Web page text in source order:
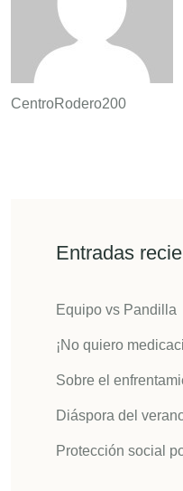
CentroRodero200
Entradas
Equipo vs Pandilla
¡No quiero
Sobre el
Diáspora del
Protección social